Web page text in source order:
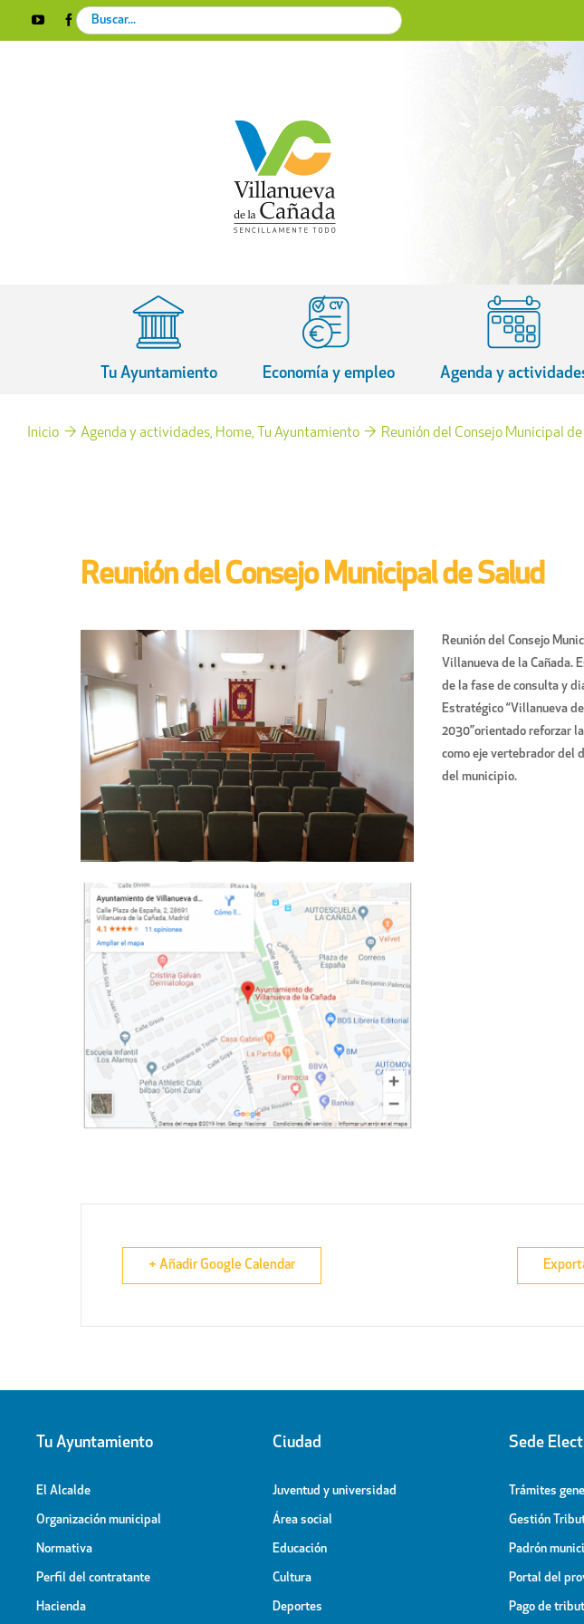
YouTubeFacebookInstagram
X
Search
for:
Tu Ayuntamiento Economía y empleo Agenda y
Inicio Agenda y actividades Home Tu Ayuntamiento Reunión del Consejo Municipal
Reunión del Consejo Municipal de Salud
Reunión del Consejo
Villanueva de la Cañada.
de la fase de consulta y
Estratégico “Villanueva
2030”orientado reforzar
como eje vertebrador del
del municipio.
+ Añadir Google Calendar
Tu Ayuntamiento
El Alcalde
Organización municipal
Normativa
Perfil del contratante
Hacienda
Ciudad
Juventud y universidad
Área social
Educación
Cultura
Deportes
Sede
Trámites
Gestión
Padrón
Portal del
Pago de